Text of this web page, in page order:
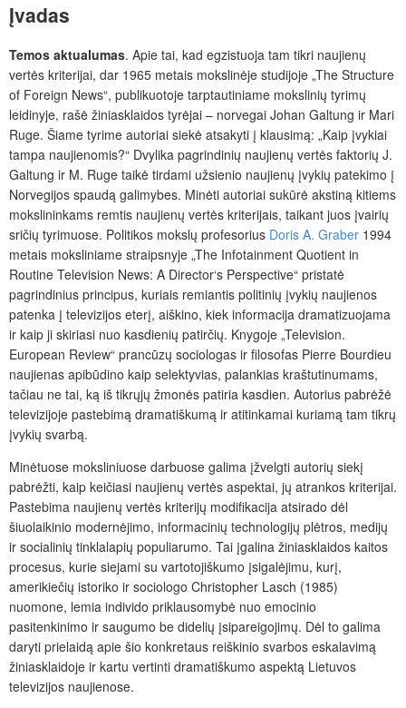
Įvadas
Temos aktualumas. Apie tai, kad egzistuoja tam tikri naujienų
vertės kriterijai, dar 1965 metais mokslinėje studijoje „The Structure
of Foreign News“, publikuotoje tarptautiniame mokslinių tyrimų
leidinyje, rašė žiniasklaidos tyrėjai – norvegai Johan Galtung ir Mari
Ruge. Šiame tyrime autoriai siekė atsakyti į klausimą: „Kaip įvykiai
tampa naujienomis?“ Dvylika pagrindinių naujienų vertės faktorių J.
Galtung ir M. Ruge taikė tirdami užsienio naujienų įvykių patekimo į
Norvegijos spaudą galimybes. Minėti autoriai sukūrė akstiną kitiems
mokslininkams remtis naujienų vertės kriterijais, taikant juos įvairių
sričių tyrimuose. Politikos mokslų profesorius Doris A. Graber 1994
metais moksliniame straipsnyje „The Infotainment Quotient in
Routine Television News: A Director‘s Perspective“ pristatė
pagrindinius principus, kuriais remiantis politinių įvykių naujienos
patenka į televizijos eterį, aiškino, kiek informacija dramatizuojama
ir kaip ji skiriasi nuo kasdienių patirčių. Knygoje „Television.
European Review“ prancūzų sociologas ir filosofas Pierre Bourdieu
naujienas apibūdino kaip selektyvias, palankias kraštutinumams,
tačiau ne tai, ką iš tikrųjų žmonės patiria kasdien. Autorius pabrėžė
televizijoje pastebimą dramatiškumą ir atitinkamai kuriamą tam tikrų
įvykių svarbą.
Minėtuose moksliniuose darbuose galima įžvelgti autorių siekį
pabrėžti, kaip keičiasi naujienų vertės aspektai, jų atrankos kriterijai.
Pastebima naujienų vertės kriterijų modifikacija atsirado dėl
šiuolaikinio modernėjimo, informacinių technologijų plėtros, medijų
ir socialinių tinklalapių populiarumo. Tai įgalina žiniasklaidos kaitos
procesus, kurie siejami su vartotojiškumo įsigalėjimu, kurį,
amerikiečių istoriko ir sociologo Christopher Lasch (1985)
nuomone, lemia individo priklausomybė nuo emocinio
pasitenkinimo ir saugumo be didelių įsipareigojimų. Dėl to galima
daryti prielaidą apie šio konkretaus reiškinio svarbos eskalavimą
žiniasklaidoje ir kartu vertinti dramatiškumo aspektą Lietuvos
televizijos naujienose.